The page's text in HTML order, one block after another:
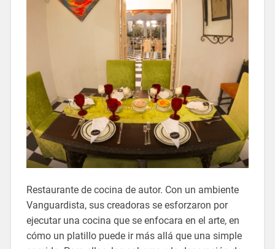
Restaurante de cocina de autor. Con un ambiente
Vanguardista, sus creadoras se esforzaron por
ejecutar una cocina que se enfocara en el arte, en
cómo un platillo puede ir más allá que una simple